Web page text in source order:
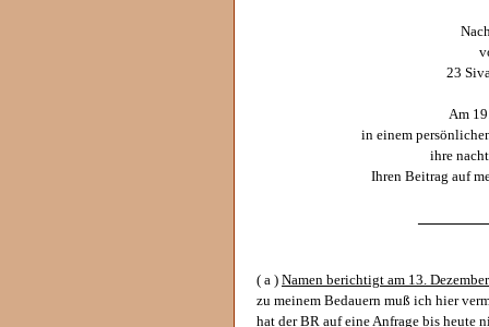
23
Am
in einem
ihre
Ihren Beitrag auf
( a ) Namen berichtigt am 13.
zu meinem Bedauern muß ich hier
hat der BR auf eine Anfrage bis heute